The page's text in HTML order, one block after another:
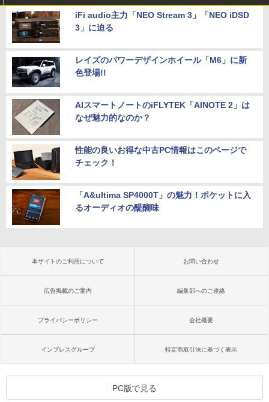
iFi audio主力「NEO Stream 3」「NEO iDSD
3」に迫る
レイズのパワーデザインホイール「M6」に新
色登場!!
AIスマートノートのiFLYTEK「AINOTE 2」は
なぜ魅力的なのか？
性能の良いお得な中古PC情報はこのページで
チェック！
「A&ultima SP4000T」の魅力！ポケットに入
るオーディオの醍醐味
本サイトのご利用について お問い合わせ
広告掲載のご案内 編集部へのご連絡
プライバシーポリシー 会社概要
インプレスグループ 特定商取引法に基づく表示
PC版で見る